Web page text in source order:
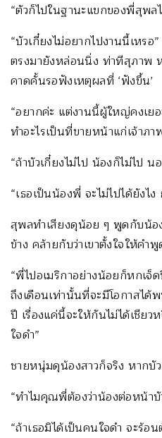
“ตัวก็ไปในฐานะแขกของพี่สุพล
“บัวเกี๋ยงไม่อยากไปงานนี้เหร
ตรงมายังหล่อนนิ่ง ท่าทีสุภาพ
คาดคั้นรอฟังเหตุผลที่ ‘ฟังขึ้น’
“อยากค่ะ แต่งานนี้ผู้ใหญ่คงเย
ทำอะไรเป็นที่ขายหน้าแก่เจ้าภา
“ถ้าบัวเกี๋ยงไม่ไป น้องก็ไม่ไป
“เธอเป็นน้องพี่ จะไม่ไปได้ยังไ
สุพลทำเสียงดุน้อย ๆ พูดกับน้อ
ข้าง คล้ายกับว่าเขาตั้งใจให้ค
“พี่ไปอเมริกาอย่างน้อยก็หกเ
ถึงเดือนเท่านั้นที่จะมีโอกาสไ
ปี เรื่องแค่นี้จะให้กันไม่ได้เชียว
ใจดำ”
ชายหนุ่มดุน้องสาวก็จริง หากบั
“ทำไมคุณพี่ต้องว่าน้องต่อหน้า
“ถ้าเธอมิได้เป็นคนใจดำ จะร้อน